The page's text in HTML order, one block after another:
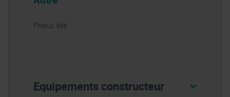
Pneus été
Equipements constructeur